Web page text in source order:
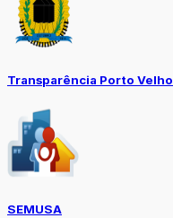
Transparência Porto Velho
SEMUSA